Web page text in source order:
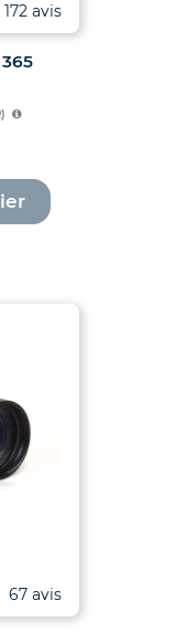
172 avis
67 avis